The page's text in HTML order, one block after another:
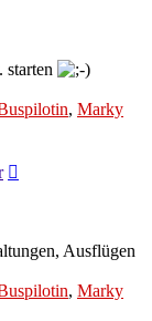
, Marky
Ausflügen
, Marky